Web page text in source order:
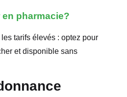
pharmacie?
tarifs élevés : optez pour
et disponible sans